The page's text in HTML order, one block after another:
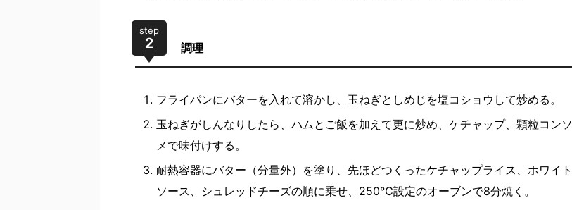
step
2 調理
フライパンにバターを入れて溶かし、玉ねぎとしめじを塩コショウして炒める。
玉ねぎがしんなりしたら、ハムとご飯を加えて更に炒め、ケチャップ、顆粒コンソ
メで味付けする。
耐熱容器にバター（分量外）を塗り、先ほどつくったケチャップライス、ホワイト
ソース、シュレッドチーズの順に乗せ、250℃設定のオーブンで8分焼く。